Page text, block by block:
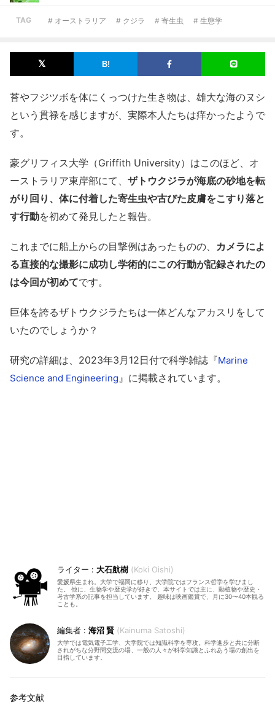
TAG # オーストラリア # クジラ # 寄生虫 # 生態学
苔やフジツボを体にくっつけた生き物は、雄大な海のヌシ
という貫禄を感じますが、実際本人たちは痒かったようで
す。
豪グリフィス大学（Griffith University）はこのほど、オ
ーストラリア東岸部にて、 ザトウクジラが海底の砂地を転
がり回り、体に付着した寄生虫や古びた皮膚をこすり落と
す行動を初めて発見したと報告。
これまでに船上からの目撃例はあったものの、 カメラによ
る直接的な撮影に成功し学術的にこの行動が記録されたの
は今回が初めてです。
巨体を誇るザトウクジラたちは一体どんなアカスリをして
いたのでしょうか？
研究の詳細は、2023年3月12日付で科学雑誌『Marine
Science and Engineering』に掲載されています。
大石航樹 Koki Oishi
愛媛県生まれ。大学で福岡に移り、大学院ではフランス哲学を学びまし
た。 他に、生物学や歴史学が好きで、本サイトでは主に、動植物や歴史・
考古学系の記事を担当しています。 趣味は映画鑑賞で、月に30〜40本観る
ことも。
海沼 賢 Kainuma Satoshi
大学では電気電子工学、大学院では知識科学を専攻。科学進歩と共に分断
されがちな分野間交流の場、一般の人々が科学知識とふれあう場の創出を
目指しています。